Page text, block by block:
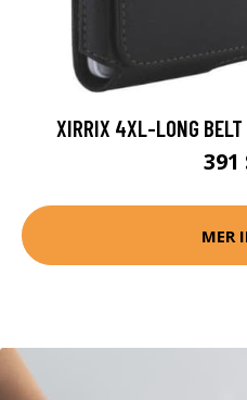
XIRRIX 4XL-LONG BELT
391
MER